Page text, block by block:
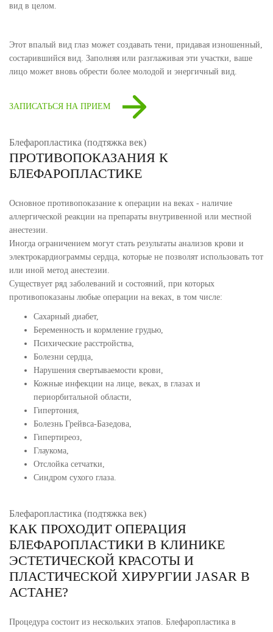
вид в целом.
Этот впалый вид глаз может создавать тени, придавая изношенный,
состарившийся вид. Заполняя или разглаживая эти участки, ваше
лицо может вновь обрести более молодой и энергичный вид.
ЗАПИСАТЬСЯ НА ПРИЕМ
Блефаропластика (подтяжка век)
ПРОТИВОПОКАЗАНИЯ К
БЛЕФАРОПЛАСТИКЕ
Основное противопоказание к операции на веках - наличие
аллергической реакции на препараты внутривенной или местной
анестезии.
Иногда ограничением могут стать результаты анализов крови и
электрокардиограммы сердца, которые не позволят использовать тот
или иной метод анестезии.
Существует ряд заболеваний и состояний, при которых
противопоказаны любые операции на веках, в том числе:
Сахарный диабет,
Беременность и кормление грудью,
Психические расстройства,
Болезни сердца,
Нарушения свертываемости крови,
Кожные инфекции на лице, веках, в глазах и
периорбитальной области,
Гипертония,
Болезнь Грейвса-Базедова,
Гипертиреоз,
Глаукома,
Отслойка сетчатки,
Синдром сухого глаза.
Блефаропластика (подтяжка век)
КАК ПРОХОДИТ ОПЕРАЦИЯ
БЛЕФАРОПЛАСТИКИ В КЛИНИКЕ
ЭСТЕТИЧЕСКОЙ КРАСОТЫ И
ПЛАСТИЧЕСКОЙ ХИРУРГИИ JASAR В
АСТАНЕ?
Процедура состоит из нескольких этапов. Блефаропластика в